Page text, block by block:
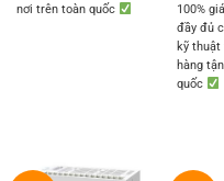
nơi trên toàn quốc
100%
đầy đủ
kỹ thuật
hàng
quốc